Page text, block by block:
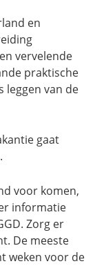
en
vervelende
praktische
leggen van de
gaat
voor komen,
informatie
Zorg er
De meeste
weken voor de